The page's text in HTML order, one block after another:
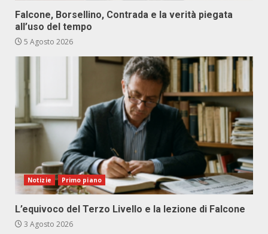
Falcone, Borsellino, Contrada e la verità piegata
all’uso del tempo
5 Agosto 2026
Notizie Primo piano
L’equivoco del Terzo Livello e la lezione di Falcone
3 Agosto 2026